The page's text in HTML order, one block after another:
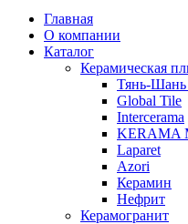
Главная
О компании
Каталог
Керамическая
Тянь-
Global Tile
Intercerama
KERAMA
Laparet
Аzori
Керамин
Нефрит
Керамогранит